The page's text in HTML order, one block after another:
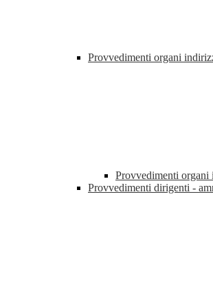
Provvedimenti organi
Provvedimenti
Provvedimenti dirigenti -